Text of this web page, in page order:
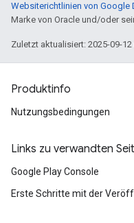
Websiterichtlinien von Google
Marke von Oracle und/oder
Zuletzt aktualisiert: 2025-09-12
Produktinfo
Nutzungsbedingungen
Links zu verwandten
Google Play Console
Erste Schritte mit der